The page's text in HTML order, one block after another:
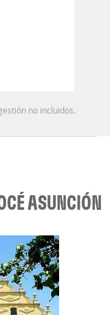
no incluidos.
ASUNCIÓN